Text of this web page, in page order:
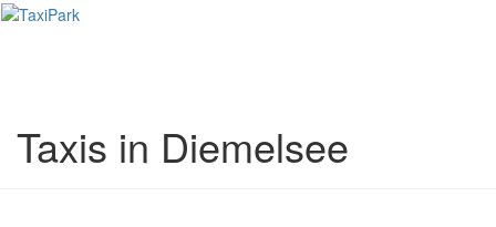
Taxis in Diemelsee